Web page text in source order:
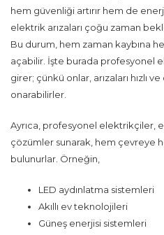
hem güvenliği artırır hem de
elektrik arızaları çoğu zaman
Bu durum, hem zaman kaybına
açabilir. İşte burada profesyonel
girer; çünkü onlar, arızaları hızlı
onarabilirler.
Ayrıca, profesyonel elektrikçiler,
çözümler sunarak, hem çevreye
bulunurlar. Örneğin,
LED aydınlatma sistemleri
Akıllı ev teknolojileri
Güneş enerjisi sistemleri